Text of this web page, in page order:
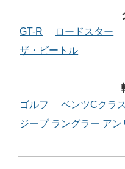
GT-R ロードスター
ザ・ビートル
ゴルフ ベンツCクラス
ジープ ラングラー アン